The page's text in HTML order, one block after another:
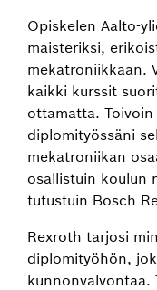
Opiskelen Aalto-
maisteriksi,
mekatroniikkaan.
kaikki kurssit
ottamatta.
diplomityössäni
mekatroniikan
osallistuin koulun
tutustuin Bosch
Rexroth tarjosi
diplomityöhön,
kunnonvalvontaa.